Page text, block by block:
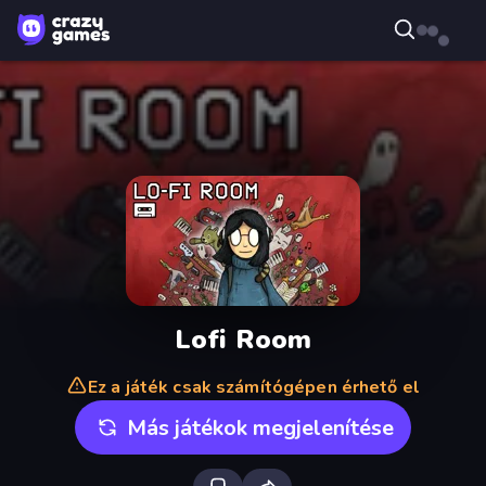
Lofi Room
Ez a játék csak számítógépen érhető el
Más játékok megjelenítése